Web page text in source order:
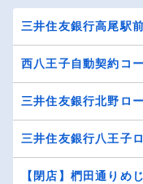
三井住友銀行高尾駅
西八王子自動契約コ
三井住友銀行北野ロ
三井住友銀行八王子
【閉店】椚田通りめ